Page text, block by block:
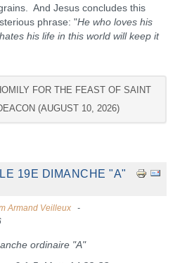
And Jesus concludes this
phrase: "He who loves his
his life in this world will keep it
FOR THE FEAST OF SAINT
(AUGUST 10, 2026)
19E DIMANCHE "A"
Armand Veilleux
ordinaire "A"